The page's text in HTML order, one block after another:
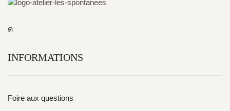
INFORMATIONS
Foire aux questions